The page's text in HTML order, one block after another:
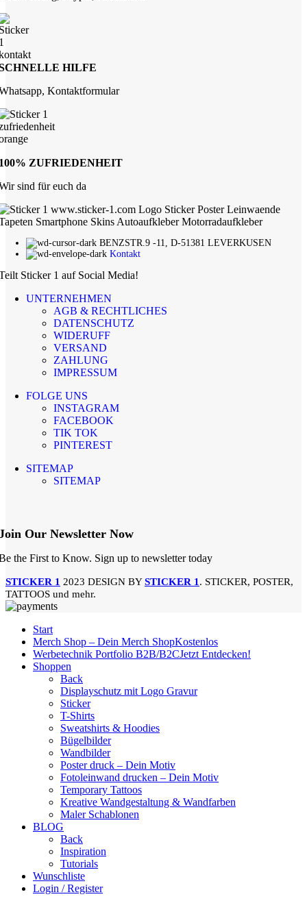
HILFE
Kontaktformular
ZUFRIEDENHEIT
sind für euch da
BENZSTR.9 -11, D-51381 LEVERKUSEN
Kontakt
Sticker 1 auf Social Media!
UNTERNEHMEN
AGB & RECHTLICHES
DATENSCHUTZ
WIDERUFF
VERSAND
ZAHLUNG
IMPRESSUM
FOLGE UNS
INSTAGRAM
FACEBOOK
TIK TOK
PINTEREST
SITEMAP
SITEMAP
Our Newsletter Now
the First to Know. Sign up to newsletter today
STICKER 1 2023 DESIGN BYSTICKER 1 . STICKER, POSTER,
TATTOOS und mehr.
Start
Merch Shop – Dein Merch ShopKostenlos
Werbetechnik Portfolio B2B/B2CJetzt Entdecken!
Shoppen
Back
Displayschutz mit Logo Gravur
Sticker
T-Shirts
Sweatshirts & Hoodies
Bügelbilder
Wandbilder
Poster druck – Dein Motiv
Fotoleinwand drucken – Dein Motiv
Temporary Tattoos
Kreative Wandgestaltung & Wandfarben
Maler Schablonen
BLOG
Back
Inspiration
Tutorials
Wunschliste
Login / Register